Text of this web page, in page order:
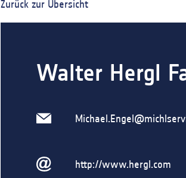
Zurück zur Übersicht
Walter Hergl
http://www.hergl.com